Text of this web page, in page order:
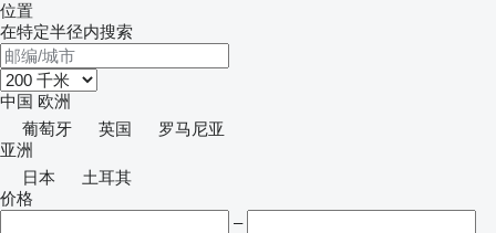
位置
在特定半径内搜索
中国 欧洲
葡萄牙
英国
罗马尼亚
亚洲
日本
土耳其
价格
–